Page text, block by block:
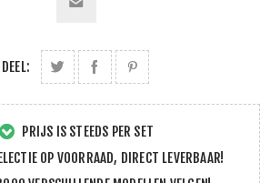
DEEL:
PRIJS IS STEEDS PER SET
OP VOORRAAD, DIRECT LEVERBAAR!